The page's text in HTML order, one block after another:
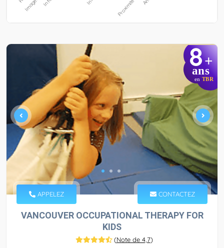
8+
ans
en TBR
APPELEZ CONTACTEZ
VANCOUVER OCCUPATIONAL THERAPY FOR
KIDS
(Note de 4,7)